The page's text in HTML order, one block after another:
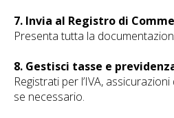
7. Invia al Registro di
Presenta tutta la
8. Gestisci tasse e
Registrati per l’IVA,
se necessario.